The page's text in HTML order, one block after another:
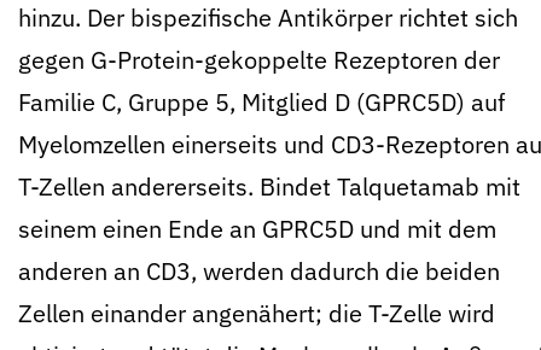
hinzu. Der bispezifische Antikörper richtet sich
gegen G-Protein-gekoppelte Rezeptoren der
Familie C, Gruppe 5, Mitglied D (GPRC5D) auf
Myelomzellen einerseits und CD3-Rezeptoren
T-Zellen andererseits. Bindet Talquetamab mit
seinem einen Ende an GPRC5D und mit dem
anderen an CD3, werden dadurch die beiden
Zellen einander angenähert; die T-Zelle wird